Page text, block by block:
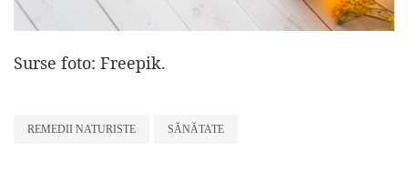
Surse foto: Freepik.
REMEDII NATURISTE SĂNĂTATE